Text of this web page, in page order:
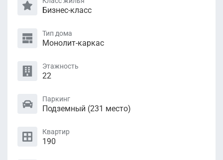
Бизнес-класс
Тип дома
Монолит-каркас
Этажность
22
Паркинг
Подземный (231 местo)
Квартир
190